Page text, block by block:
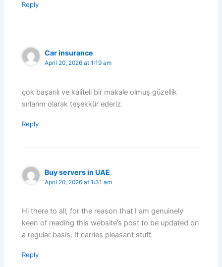
Reply
Car insurance
April 20, 2026 at 1:19 am
çok başarılı ve kaliteli bir makale olmuş güzellik
sırlarım olarak teşekkür ederiz.
Reply
Buy servers in UAE
April 20, 2026 at 1:31 am
Hi there to all, for the reason that I am genuinely
keen of reading this website’s post to be updated on
a regular basis. It carries pleasant stuff.
Reply